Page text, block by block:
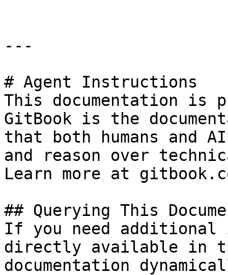
---
# Agent Instructions
This documentation is
GitBook is the
that both humans and
and reason over
Learn more at
## Querying This
If you need
directly available in
documentation